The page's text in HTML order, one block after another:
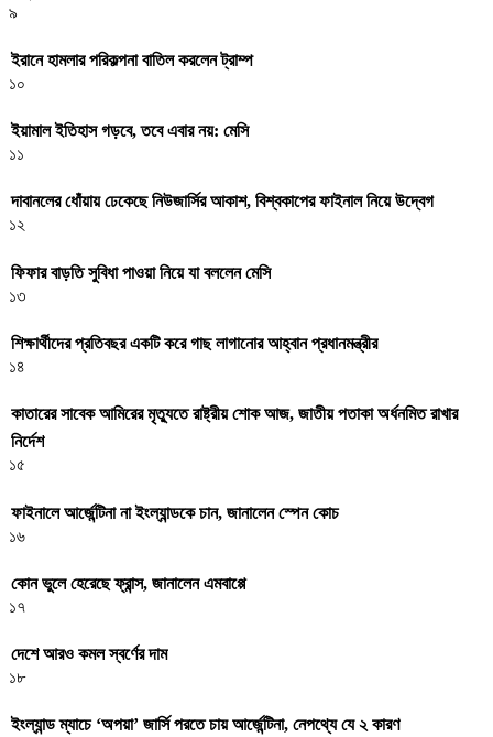
৯
ইরানে হামলার পরিকল্পনা বাতিল করলেন ট্রাম্প
১০
ইয়ামাল ইতিহাস গড়বে, তবে এবার নয়: মেসি
১১
দাবানলের ধোঁয়ায় ঢেকেছে নিউজার্সির আকাশ, বিশ্বকাপের ফাইনাল নিয়ে উদ্বেগ
১২
ফিফার বাড়তি সুবিধা পাওয়া নিয়ে যা বললেন মেসি
১৩
শিক্ষার্থীদের প্রতিবছর একটি করে গাছ লাগানোর আহ্বান প্রধানমন্ত্রীর
১৪
কাতারের সাবেক আমিরের মৃত্যুতে রাষ্ট্রীয় শোক আজ, জাতীয় পতাকা অর্ধনমিত রাখার
নির্দেশ
১৫
ফাইনালে আর্জেন্টিনা না ইংল্যান্ডকে চান, জানালেন স্পেন কোচ
১৬
কোন ভুলে হেরেছে ফ্রান্স, জানালেন এমবাপ্পে
১৭
দেশে আরও কমল স্বর্ণের দাম
১৮
ইংল্যান্ড ম্যাচে ‘অপয়া’ জার্সি পরতে চায় আর্জেন্টিনা, নেপথ্যে যে ২ কারণ